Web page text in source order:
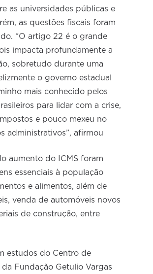
as universidades públicas e
as questões fiscais foram
“O artigo 22 é o grande
impacta profundamente a
sobretudo durante uma
o governo estadual
mais conhecido pelos
para lidar com a crise,
e pouco mexeu no
administrativos”, afirmou
aumento do ICMS foram
essenciais à população
e alimentos, além de
venda de automóveis novos
de construção, entre
estudos do Centro de
Fundação Getulio Vargas